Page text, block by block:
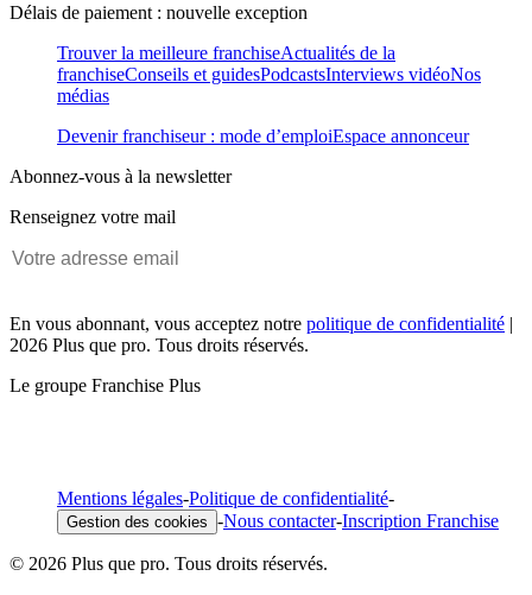
Délais de paiement : nouvelle exception
Trouver la meilleure franchiseActualités de la
franchiseConseils et guidesPodcastsInterviews vidéoNos
médias
Devenir franchiseur : mode d’emploiEspace annonceur
Abonnez-vous à la newsletter
Renseignez votre mail
En vous abonnant, vous acceptez notre politique de confidentialité |
2026 Plus que pro. Tous droits réservés.
Le groupe Franchise Plus
Mentions légales-Politique de confidentialité-
Gestion des cookies -Nous contacter-Inscription Franchise
© 2026 Plus que pro. Tous droits réservés.